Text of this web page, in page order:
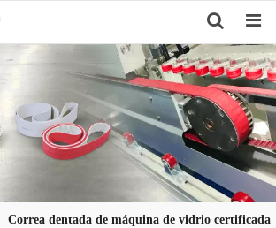
Search
Correa dentada de máquina de vidrio certificada